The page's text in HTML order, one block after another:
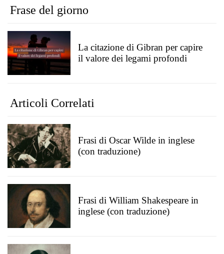
Frase del giorno
La citazione di Gibran per capire
il valore dei legami profondi
Articoli Correlati
Frasi di Oscar Wilde in inglese
(con traduzione)
Frasi di William Shakespeare in
inglese (con traduzione)